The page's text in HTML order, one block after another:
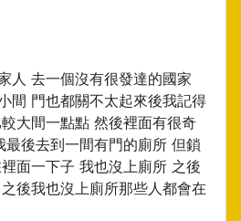
人 去一個沒有很發達的國家
間 門也都關不太起來後我記得
大間一點點 然後裡面有很奇
後去到一間有門的廁所 但鎖
面一下子 我也沒上廁所 之後
後我也沒上廁所那些人都會在